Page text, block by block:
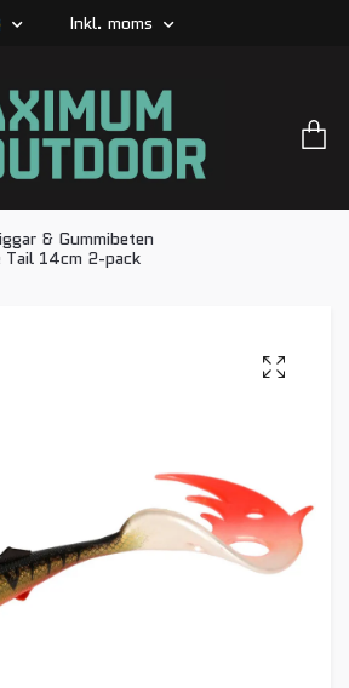
Inkl. moms
& Gummibeten
Tail 14cm 2-pack